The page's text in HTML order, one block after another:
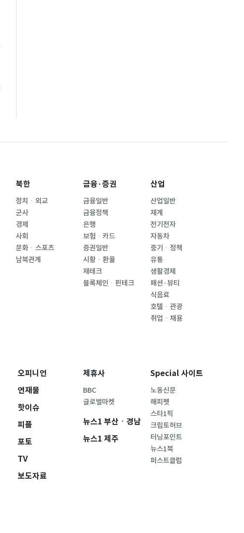
북한
정치ㆍ외교
군사
경제
사회
문화ㆍ스포츠
남북관계
금융·증권
금융일반
금융정책
은행
보험ㆍ카드
증권일반
시황ㆍ환율
재테크
블록체인ㆍ핀테크
산업
산업일반
재계
전기전자
자동차
중기ㆍ정책
유통
생활경제
패션·뷰티
식음료
호텔ㆍ관광
취업ㆍ채용
오피니언
연재물
핫이슈
피플
포토
TV
보도자료
제휴사
BBC
글로벌마켓
뉴스1 부산ㆍ경남
뉴스1 제주
Special 사이트
노동신문
해피펫
스타1픽
크립토허브
터닝포인트
뉴스1북
퍼스트클럽